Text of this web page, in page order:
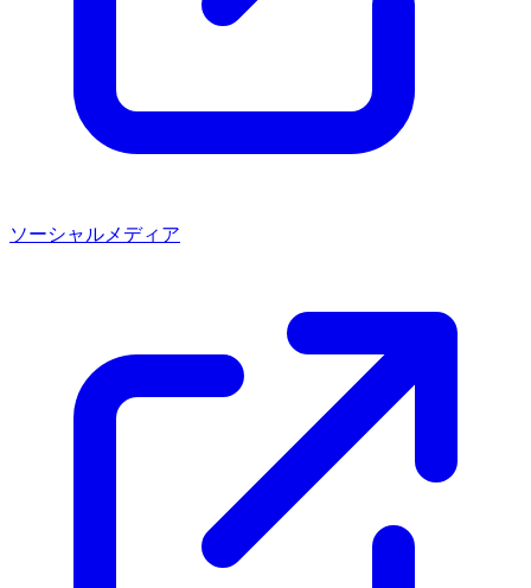
ソーシャルメディア